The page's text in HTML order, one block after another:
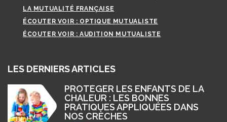
LA MUTUALITÉ FRANÇAISE
ÉCOUTER VOIR : OPTIQUE MUTUALISTE
ÉCOUTER VOIR : AUDITION MUTUALISTE
LES DERNIERS ARTICLES
PROTÉGER LES ENFANTS DE LA
CHALEUR : LES BONNES
PRATIQUES APPLIQUÉES DANS
NOS CRÈCHES